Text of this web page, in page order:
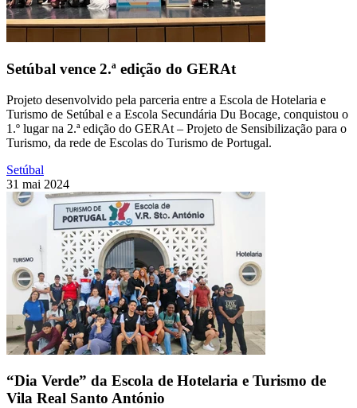
Setúbal vence 2.ª edição do GERAt
Projeto desenvolvido pela parceria entre a Escola de Hotelaria e
Turismo de Setúbal e a Escola Secundária Du Bocage, conquistou o
1.º lugar na 2.ª edição do GERAt – Projeto de Sensibilização para o
Turismo, da rede de Escolas do Turismo de Portugal.
Setúbal
31 mai 2024
“Dia Verde” da Escola de Hotelaria e Turismo de
Vila Real Santo António